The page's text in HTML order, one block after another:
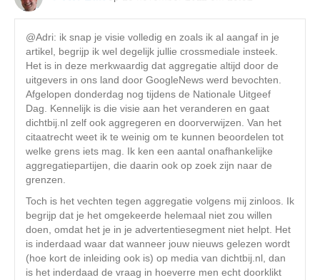
@Adri: ik snap je visie volledig en zoals ik al aangaf in je
artikel, begrijp ik wel degelijk jullie crossmediale insteek.
Het is in deze merkwaardig dat aggregatie altijd door de
uitgevers in ons land door GoogleNews werd bevochten.
Afgelopen donderdag nog tijdens de Nationale Uitgeef
Dag. Kennelijk is die visie aan het veranderen en gaat
dichtbij.nl zelf ook aggregeren en doorverwijzen. Van het
citaatrecht weet ik te weinig om te kunnen beoordelen tot
welke grens iets mag. Ik ken een aantal onafhankelijke
aggregatiepartijen, die daarin ook op zoek zijn naar de
grenzen.
Toch is het vechten tegen aggregatie volgens mij zinloos. Ik
begrijp dat je het omgekeerde helemaal niet zou willen
doen, omdat het je in je advertentiesegment niet helpt. Het
is inderdaad waar dat wanneer jouw nieuws gelezen wordt
(hoe kort de inleiding ook is) op media van dichtbij.nl, dan
is het inderdaad de vraag in hoeverre men echt doorklikt